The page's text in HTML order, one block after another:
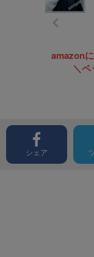
amazon
＼
シェア